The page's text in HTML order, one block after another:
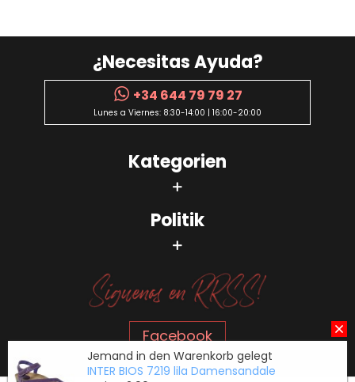
¿Necesitas Ayuda?
+34 644 79 79 27
Lunes a Viernes: 8:30-14:00 | 16:00-20:00
Kategorien
Politik
Facebook
Jemand in den Warenkorb gelegt
INTER BIOS 7219 lila Damensandale